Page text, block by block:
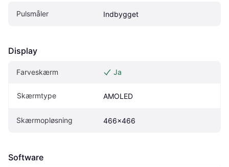
Pulsmåler Indbygget
Display
Farveskærm Ja
Skærmtype AMOLED
Skærmopløsning 466x466
Software